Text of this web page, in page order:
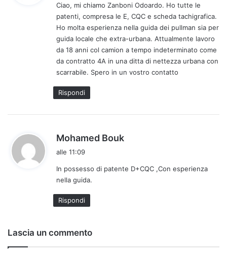
e
t
t
o
:
Ciao, mi chiamo Zanboni Odoardo. Ho tutte le
patenti, compresa le E, CQC e scheda tachigrafica.
Ho molta esperienza nella guida dei pullman sia per
guida locale che extra-urbana. Attualmente lavoro
da 18 anni col camion a tempo indeterminato come
da contratto 4A in una ditta di nettezza urbana con
scarrabile. Spero in un vostro contatto
Rispondi
Mohamed Bouk
e
alle 11:09
In possesso di patente D+CQC ,Con esperienza
nella guida.
Rispondi
Lascia un commento